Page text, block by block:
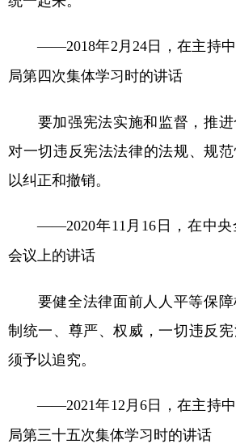
——2018年2月24日，在主持
局第四次集体学习时的讲话
要加强宪法实施和监督，推进
对一切违反宪法法律的法规、规
以纠正和撤销。
——2020年11月16日，在中
会议上的讲话
要健全法律面前人人平等保障
制统一、尊严、权威，一切违反
须予以追究。
——2021年12月6日，在主持
局第三十五次集体学习时的讲话